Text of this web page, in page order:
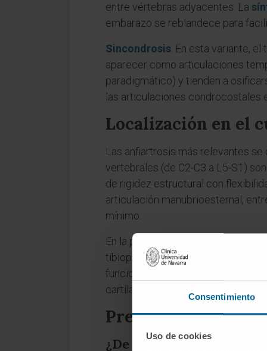
Consentimiento
Uso de cookies
entre vértebras adyacentes. La
embarazo se reblandece para
Sincondrosis . En esta variante,
aparecer como articulaciones
paradigmático) y tienden a
las articulaciones condrocostales
Localización en el
Las anfiartrosis más relevantes
vertebrales (de C2-C3 a L5-S1)
de rigidez estructural con
articulación manubrioesternal,
mínimo.
En la pelvis, la sínfisis del
tibioperonea inferior, donde la tibia
funcionalmente como anfiartrosis
cartilaginosa.
Preguntas
¿De dónde viene la